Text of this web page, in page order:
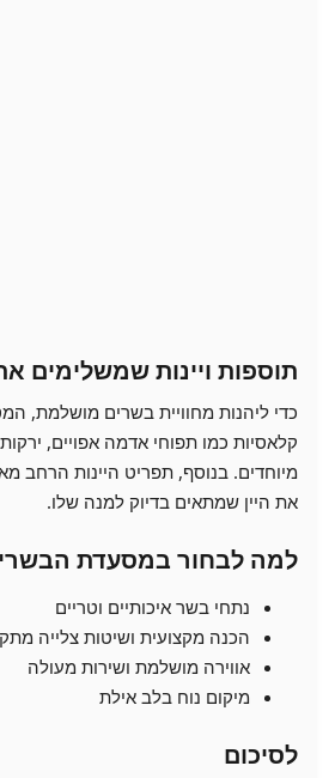
תוספות ויינות שמשלימים
כדי ליהנות מחוויית בשרים מושלמת,
קלאסיות כמו תפוחי אדמה אפויים,
מיוחדים. בנוסף, תפריט היינות הרחב
את היין שמתאים בדיוק למנה שלו.
למה לבחור במסעדת
נתחי בשר איכותיים וטריים
הכנה מקצועית ושיטות צלייה
אווירה מושלמת ושירות מעולה
מיקום נוח בלב אילת
לסיכום